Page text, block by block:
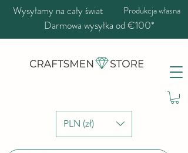
PLN (zł)
Wysyłamy na cały świat Produkcja własna
Darmowa wysyłka od €100*